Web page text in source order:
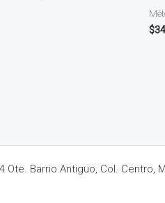
$
Ote. Barrio Antiguo, Col. Centro,